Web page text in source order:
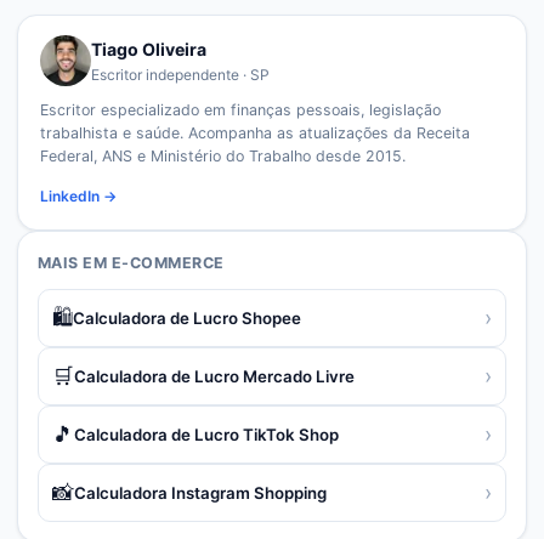
Tiago Oliveira
Escritor independente · SP
Escritor especializado em finanças pessoais, legislação
trabalhista e saúde. Acompanha as atualizações da Receita
Federal, ANS e Ministério do Trabalho desde 2015.
LinkedIn →
MAIS EM E-COMMERCE
🛍️Calculadora de Lucro Shopee ›
🛒Calculadora de Lucro Mercado Livre ›
🎵 Calculadora de Lucro TikTok Shop ›
📸Calculadora Instagram Shopping ›